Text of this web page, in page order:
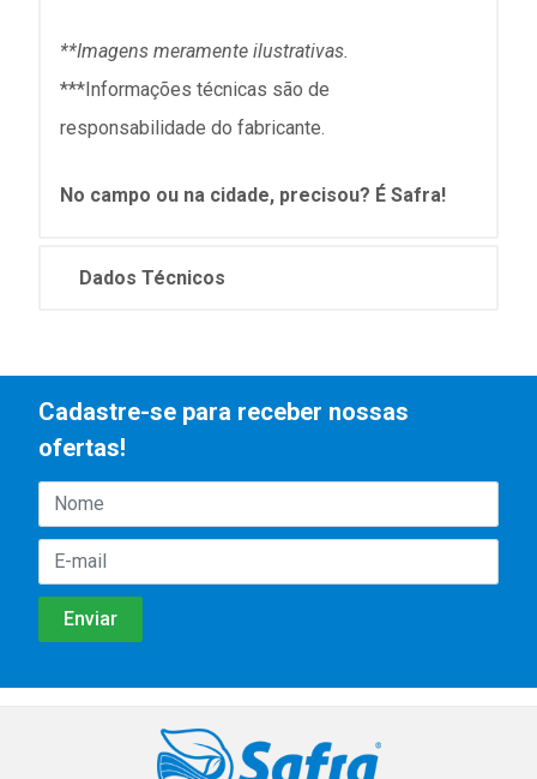
**Imagens meramente ilustrativas.
***Informações técnicas são de
responsabilidade do fabricante.
No campo ou na cidade, precisou? É Safra!
Dados Técnicos
Cadastre-se para receber nossas
ofertas!